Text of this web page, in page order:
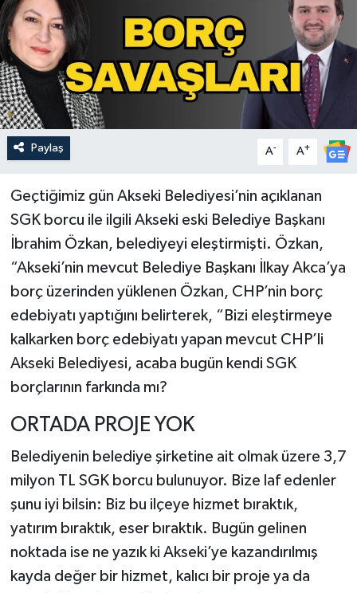
Paylaş A- A+
Geçtiğimiz gün Akseki Belediyesi’nin açıklanan
SGK borcu ile ilgili Akseki eski Belediye Başkanı
İbrahim Özkan, belediyeyi eleştirmişti. Özkan,
“Akseki’nin mevcut Belediye Başkanı İlkay Akca’ya
borç üzerinden yüklenen Özkan, CHP’nin borç
edebiyatı yaptığını belirterek, “Bizi eleştirmeye
kalkarken borç edebiyatı yapan mevcut CHP’li
Akseki Belediyesi, acaba bugün kendi SGK
borçlarının farkında mı?
ORTADA PROJE YOK
Belediyenin belediye şirketine ait olmak üzere 3,7
milyon TL SGK borcu bulunuyor. Bize laf edenler
şunu iyi bilsin: Biz bu ilçeye hizmet bıraktık,
yatırım bıraktık, eser bıraktık. Bugün gelinen
noktada ise ne yazık ki Akseki’ye kazandırılmış
kayda değer bir hizmet, kalıcı bir proje ya da
Magazin
Resmi İlan
Sağlık & Yaşam
Siyaset